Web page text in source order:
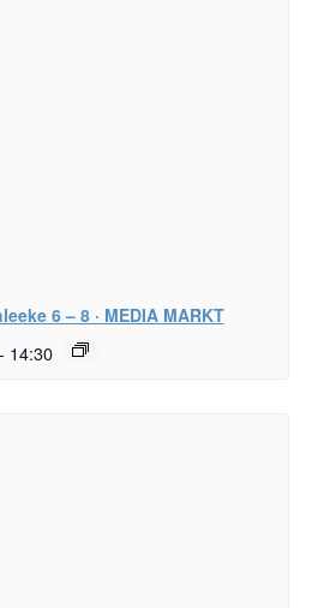
6 – 8 · MEDIA MARKT
- 14:30